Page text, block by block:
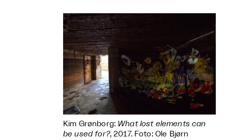
Kim Grønborg: What lost elements can
be used for?, 2017. Foto: Ole Bjørn